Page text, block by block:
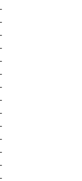
-
-
-
-
-
-
-
-
-
-
-
-
-
-